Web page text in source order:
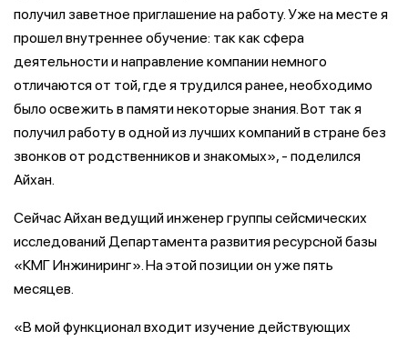
получил заветное приглашение на работу. Уже на месте я
прошел внутреннее обучение: так как сфера
деятельности и направление компании немного
отличаются от той, где я трудился ранее, необходимо
было освежить в памяти некоторые знания. Вот так я
получил работу в одной из лучших компаний в стране без
звонков от родственников и знакомых», - поделился
Айхан.
Сейчас Айхан ведущий инженер группы сейсмических
исследований Департамента развития ресурсной базы
«КМГ Инжиниринг». На этой позиции он уже пять
месяцев.
«В мой функционал входит изучение действующих